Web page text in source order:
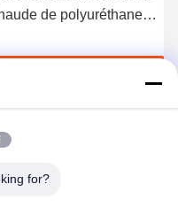
de polyuréthane
l'impression de
for?